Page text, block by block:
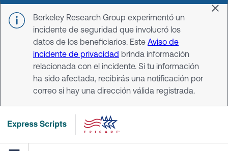
Skip to main content
Berkeley Research Group experimentó un
incidente de seguridad que involucró los
datos de los beneficiarios. Este Aviso de
incidente de privacidad brinda información
relacionada con el incidente. Si tu información
ha sido afectada, recibirás una notificación por
correo si hay una dirección válida registrada.